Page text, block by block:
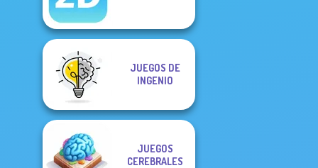
JUEGOS DE
INGENIO
JUEGOS
CEREBRALES